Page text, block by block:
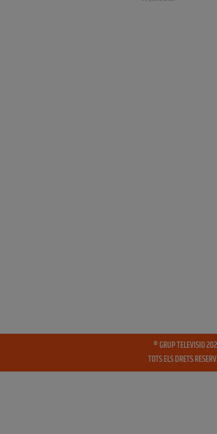
® GRUP TELEVISIO
TOTS ELS DRETS